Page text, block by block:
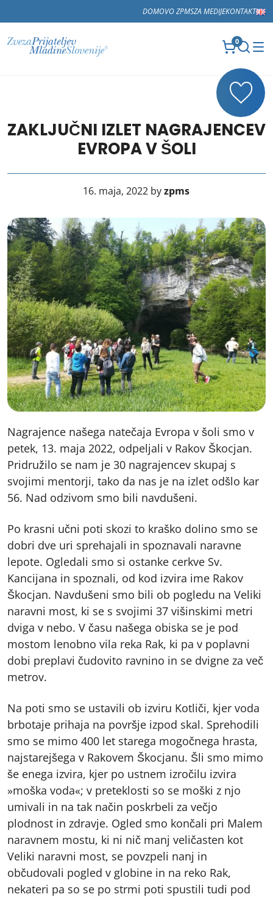
DOMOVO ZPMSZA MEDIJEKONTAKT
0
ZAKLJUČNI IZLET NAGRAJENCEV
EVROPA V ŠOLI
16. maja, 2022 byzpms
Nagrajence našega natečaja Evropa v šoli smo v
petek, 13. maja 2022, odpeljali v Rakov Škocjan.
Pridružilo se nam je 30 nagrajencev skupaj s
svojimi mentorji, tako da nas je na izlet odšlo kar
56. Nad odzivom smo bili navdušeni.
Po krasni učni poti skozi to kraško dolino smo se
dobri dve uri sprehajali in spoznavali naravne
lepote. Ogledali smo si ostanke cerkve Sv.
Kancijana in spoznali, od kod izvira ime Rakov
Škocjan. Navdušeni smo bili ob pogledu na Veliki
naravni most, ki se s svojimi 37 višinskimi metri
dviga v nebo. V času našega obiska se je pod
mostom lenobno vila reka Rak, ki pa v poplavni
dobi preplavi čudovito ravnino in se dvigne za več
metrov.
Na poti smo se ustavili ob izviru Kotliči, kjer voda
brbotaje prihaja na površje izpod skal. Sprehodili
smo se mimo 400 let starega mogočnega hrasta,
najstarejšega v Rakovem Škocjanu. Šli smo mimo
še enega izvira, kjer po ustnem izročilu izvira
»moška voda«; v preteklosti so se moški z njo
umivali in na tak način poskrbeli za večjo
plodnost in zdravje. Ogled smo končali pri Malem
naravnem mostu, ki ni nič manj veličasten kot
Veliki naravni most, se povzpeli nanj in
občudovali pogled v globine in na reko Rak,
nekateri pa so se po strmi poti spustili tudi pod